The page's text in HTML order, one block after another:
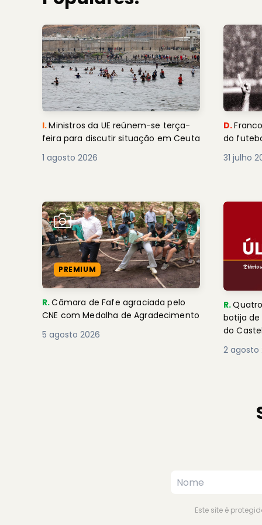
I.Ministros da UE reúnem-se terça-
feira para discutir situação em Ceuta
1 agosto 2026
D.
do
31 julho
PREMIUM
R.Câmara de Fafe agraciada pelo
CNE com Medalha de Agradecimento
5 agosto 2026
R.
botija de
do
2 agosto
Este site é